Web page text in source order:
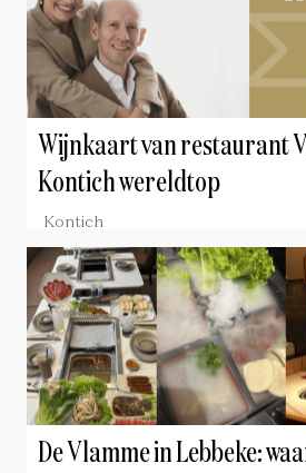
Wijnkaart van restaurant
Kontich wereldtop
Kontich
De Vlamme in Lebbeke: